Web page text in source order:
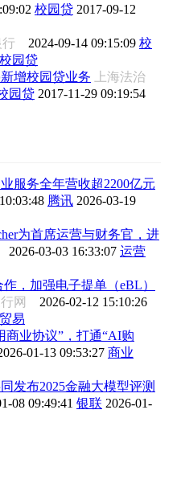
校园贷 2017-09-12
行 2024-09-14 09:15:09 校
校园贷
增校园贷业务
上海法治
园贷 2017-11-29 09:19:54
服务全年营收超2200亿元
腾讯 2026-03-19
为首席运营与财务官，进
2026-03-03 16:33:07 运营
，加强电子提单（eBL）
行网 2026-02-12 15:10:26
贸易
商业协议”，打通“AI购
01-13 09:53:27 商业
发布2025金融大模型评测
08 09:49:41 银联 2026-01-